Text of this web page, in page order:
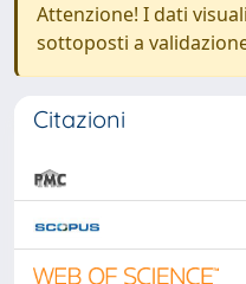
Attenzione! I dati
sottoposti a
Citazioni